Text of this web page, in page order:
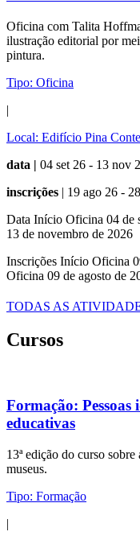
Oficina com Talita
ilustração editorial por
pintura.
Tipo: Oficina
|
Local: Edifício Pina
data | 04 set 26 - 13 nov
inscrições | 19 ago 26 -
Data Início Oficina 04 de
13 de novembro de 2026
Inscrições Início Oficina
Oficina 09 de agosto de
TODAS AS
Cursos
Formação: Pessoas
educativas
13ª edição do curso
museus.
Tipo: Formação
|